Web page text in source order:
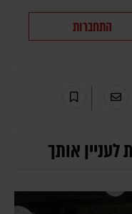
התחברות
אותך